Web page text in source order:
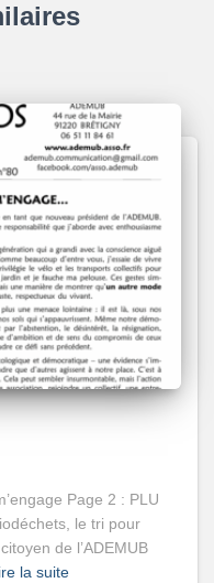
Page 2 : PLU
le tri pour
de l’ADEMUB
la suite